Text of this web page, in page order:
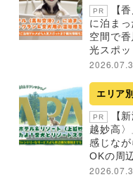
PR
【
に泊ま
空間で
光スポ
エリア
PR
【
越妙高
感じな
OKの周